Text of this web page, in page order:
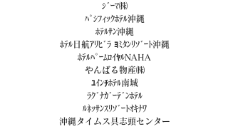
ｼﾞｰﾏ㈱
ﾊﾟｼﾌｨｯｸﾎﾃﾙ沖縄
ﾎﾃﾙｻﾝ沖縄
ﾎﾃﾙ日航ｱﾘﾋﾞﾗ ﾖﾐﾀﾝﾘｿﾞｰﾄ沖縄
ﾎﾃﾙﾊﾟｰﾑﾛｲﾔﾙNAHA
やんばる物産㈱
ﾕｲﾝﾁﾎﾃﾙ南城
ﾗｸﾞﾅｶﾞｰﾃﾞﾝﾎﾃﾙ
ﾙﾈｯｻﾝｽﾘｿﾞｰﾄｵｷﾅﾜ
沖縄タイムス具志頭センター